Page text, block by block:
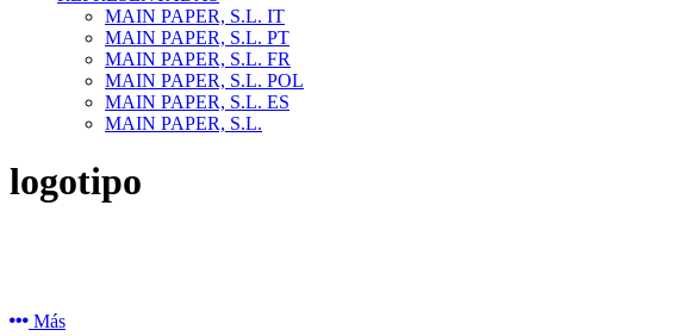
MAIN PAPER, S.L. IT
MAIN PAPER, S.L. PT
MAIN PAPER, S.L. FR
MAIN PAPER, S.L. POL
MAIN PAPER, S.L. ES
MAIN PAPER, S.L.
logotipo
Más